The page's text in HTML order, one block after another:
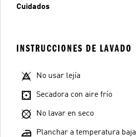
Cuidados
INSTRUCCIONES DE LAVADO
No usar lejía
Secadora con aire frío
No lavar en seco
Planchar a temperatura baja